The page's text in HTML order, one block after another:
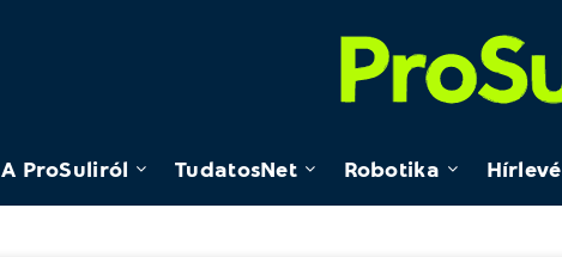
A ProSuliról TudatosNet Robotika